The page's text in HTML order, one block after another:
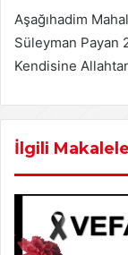
Aşağıhadim
Süleyman Payan
Kendisine
İlgili